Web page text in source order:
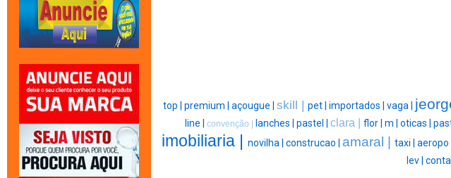
top | premium | açougue | skill | pet | importados | vaga |
line | convenção | lanches | pastel | clara | flor | m | oticas |
imobiliaria | novilha | construcao | amaral | taxi | aeropo |
lev |